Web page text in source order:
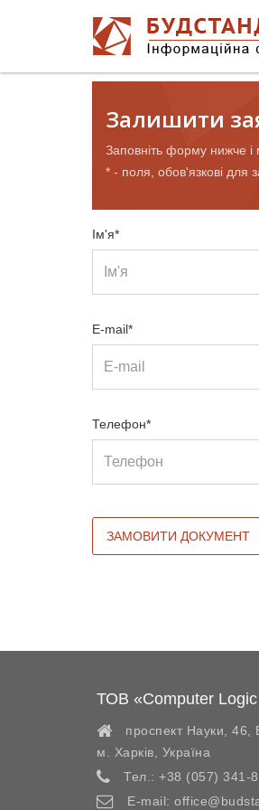
Залишити
Заповніть форму нижче
* - поля, обов'язкові для
Ім'я*
E-mail*
Телефон*
ТОВ «Computer
проспект Науки, 46,
м. Харків
Україна
Тел.: +38 (057) 341-
E-mail: